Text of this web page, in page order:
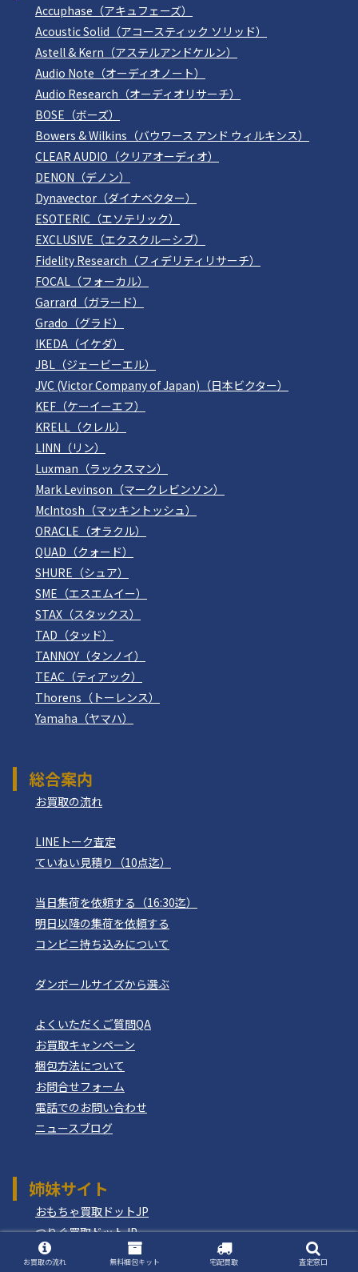
Accuphase（アキュフェーズ）
Acoustic Solid（アコースティック ソリッド）
Astell & Kern（アステルアンドケルン）
Audio Note（オーディオノート）
Audio Research（オーディオリサーチ）
BOSE（ボーズ）
Bowers & Wilkins（バウワース アンド ウィルキンス）
CLEAR AUDIO（クリアオーディオ）
DENON（デノン）
Dynavector（ダイナベクター）
ESOTERIC（エソテリック）
EXCLUSIVE（エクスクルーシブ）
Fidelity Research（フィデリティリサーチ）
FOCAL（フォーカル）
Garrard（ガラード）
Grado（グラド）
IKEDA（イケダ）
JBL（ジェービーエル）
JVC (Victor Company of Japan)（日本ビクター）
KEF（ケーイーエフ）
KRELL（クレル）
LINN（リン）
Luxman（ラックスマン）
Mark Levinson（マークレビンソン）
McIntosh（マッキントッシュ）
ORACLE（オラクル）
QUAD（クォード）
SHURE（シュア）
SME（エスエムイー）
STAX（スタックス）
TAD（タッド）
TANNOY（タンノイ）
TEAC（ティアック）
Thorens（トーレンス）
Yamaha（ヤマハ）
総合案内
お買取の流れ
LINEトーク査定
ていねい見積り（10点迄）
当日集荷を依頼する（16:30迄）
明日以降の集荷を依頼する
コンビニ持ち込みについて
ダンボールサイズから選ぶ
よくいただくご質問QA
お買取キャンペーン
梱包方法について
お問合せフォーム
電話でのお問い合わせ
ニュースブログ
姉妹サイト
おもちゃ買取ドットJP
つりぐ買取ドットJP
モデルガン買取ドットコム
お買取の流れ 無料梱包キット 宅配買取 査定窓口